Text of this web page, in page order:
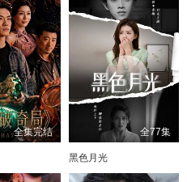
全集完结 全77集
黑色月光